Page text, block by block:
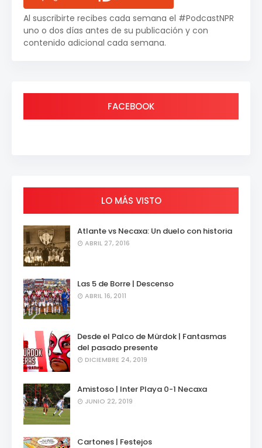
Al suscribirte recibes cada semana el #PodcastNPR
uno o dos días antes de su publicación y con
contenido adicional cada semana.
FACEBOOK
LO MÁS VISTO
Atlante vs Necaxa: Un duelo con historia
ABRIL 27, 2016
Las 5 de Borre | Descenso
ABRIL 16, 2011
Desde el Palco de Mürdok | Fantasmas
del pasado presente
DICIEMBRE 24, 2019
Amistoso | Inter Playa 0-1 Necaxa
JUNIO 22, 2019
Cartones | Festejos